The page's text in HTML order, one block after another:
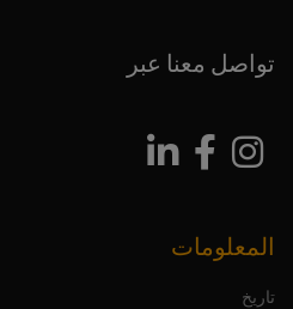
تواصل معنا عبر
المعلومات
تاريخ